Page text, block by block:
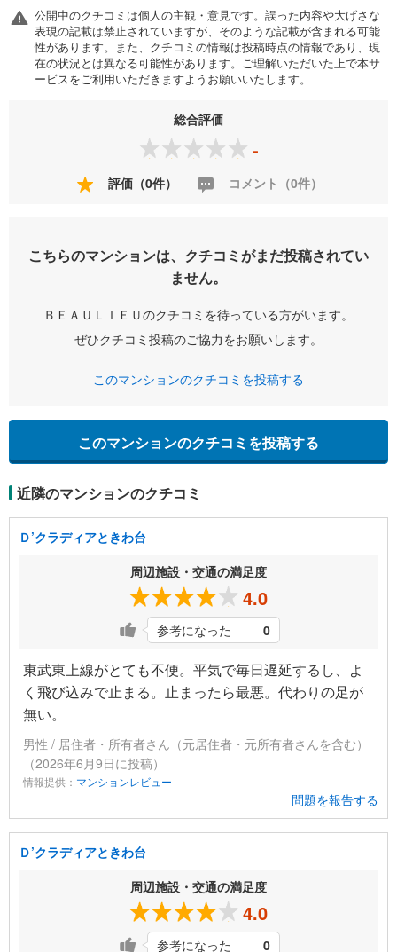
公開中のクチコミは個人の主観・意見です。誤った内容や大げさな
表現の記載は禁止されていますが、そのような記載が含まれる可能
性があります。また、クチコミの情報は投稿時点の情報であり、現
在の状況とは異なる可能性があります。ご理解いただいた上で本サ
ービスをご利用いただきますようお願いいたします。
総合評価
-
評価（0件） コメント（0件）
こちらのマンションは、クチコミがまだ投稿されてい
ません。
ＢＥＡＵＬＩＥＵのクチコミを待っている方がいます。
ぜひクチコミ投稿のご協力をお願いします。
このマンションのクチコミを投稿する
このマンションのクチコミを投稿する
近隣のマンションのクチコミ
Ｄ’クラディアときわ台
周辺施設・交通の満足度
4.0
参考になった 0
東武東上線がとても不便。平気で毎日遅延するし、よ
く飛び込みで止まる。止まったら最悪。代わりの足が
無い。
男性 / 居住者・所有者さん（元居住者・元所有者さんを含む）
（2026年6月9日に投稿）
情報提供： マンションレビュー
問題を報告する
Ｄ’クラディアときわ台
周辺施設・交通の満足度
4.0
参考になった 0